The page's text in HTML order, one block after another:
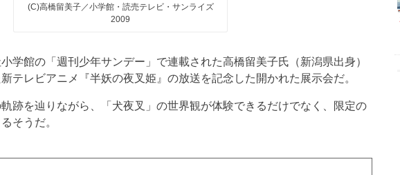
(C)高橋留美子／小学館・読売テレビ・サンライズ
2009
学館の「週刊少年サンデー」で連載された高橋留美子氏（新潟県出身）
テレビアニメ『半妖の夜叉姫』の放送を記念した開かれた展示会だ。
跡を辿りながら、「犬夜叉」の世界観が体験できるだけでなく、限定の
そうだ。